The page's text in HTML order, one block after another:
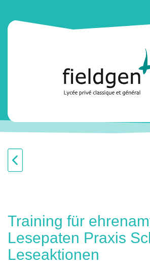
Training für
Lesepaten Praxis
Leseaktionen